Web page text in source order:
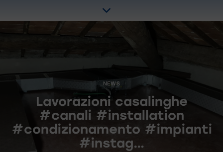
NEWS
Lavorazioni casalinghe
#canali #installation
#condizionamento #impianti
#instag…